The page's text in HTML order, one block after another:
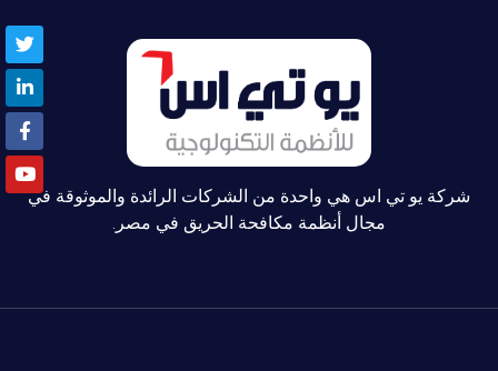
شركة يو تي اس هي واحدة من الشركات الرائدة والموثوقة في
مجال أنظمة مكافحة الحريق في مصر.